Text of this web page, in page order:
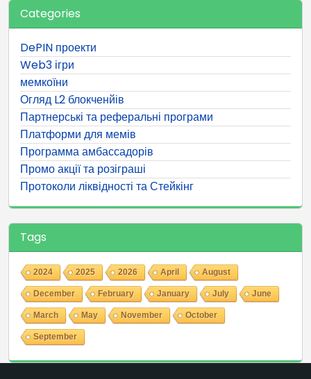
Categories
DePIN проекти
Web3 ігри
мемкоїни
Огляд L2 блокченйів
Партнерські та реферальні програми
Платформи для мемів
Программа амбассадорів
Промо акції та розіграші
Протоколи ліквідності та Стейкінг
Tags
2024 2025 2026 April August
December February January July June
March May November October
September